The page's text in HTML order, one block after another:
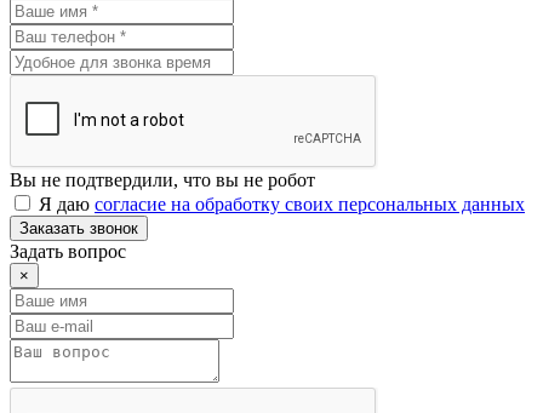
Вы не подтвердили, что вы не робот
Я даю согласие на обработку своих персональных данных
Заказать звонок
Задать вопрос
×